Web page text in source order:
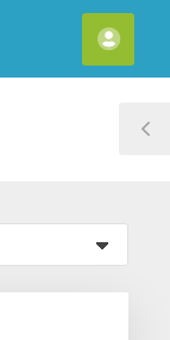
帳
戶